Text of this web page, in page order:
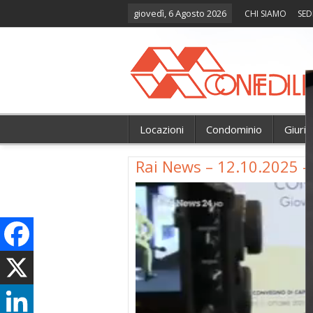
giovedì, 6 Agosto 2026 CHI SIAMO
Locazioni Condominio
Rai News – 12.10.2025